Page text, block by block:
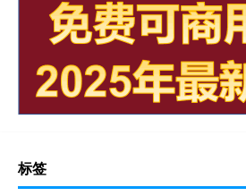
标签